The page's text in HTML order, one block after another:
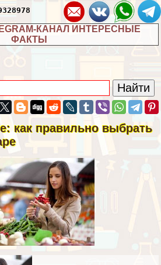
КАНАЛ ИНТЕРЕСНЫЕ
ФАКТЫ
как правильно выбрать